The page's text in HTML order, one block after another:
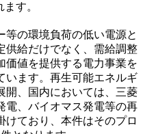
す。
等の環境負荷の低い電源と
供給だけでなく、需給調整
価値を提供する電力事業を
います。再生可能エネルギ
開、国内においては、三菱
電、バイオマス発電等の再
けており、本件はそのプロ